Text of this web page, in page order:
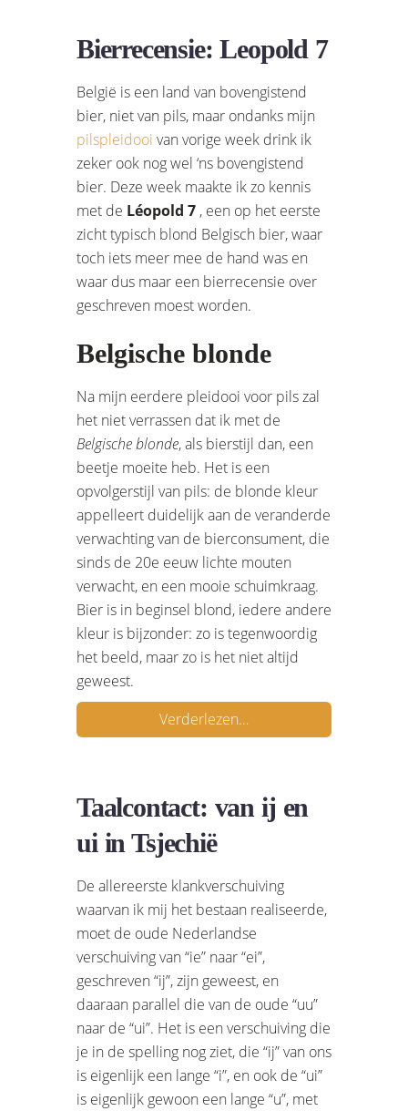
Bierrecensie: Leopold 7
België is een land van bovengistend
bier, niet van pils, maar ondanks mijn
pilspleidooi van vorige week drink ik
zeker ook nog wel ‘ns bovengistend
bier. Deze week maakte ik zo kennis
met de Léopold 7 , een op het eerste
zicht typisch blond Belgisch bier, waar
toch iets meer mee de hand was en
waar dus maar een bierrecensie over
geschreven moest worden.
Belgische blonde
Na mijn eerdere pleidooi voor pils zal
het niet verrassen dat ik met de
Belgische blonde, als bierstijl dan, een
beetje moeite heb. Het is een
opvolgerstijl van pils: de blonde kleur
appelleert duidelijk aan de veranderde
verwachting van de bierconsument, die
sinds de 20e eeuw lichte mouten
verwacht, en een mooie schuimkraag.
Bier is in beginsel blond, iedere andere
kleur is bijzonder: zo is tegenwoordig
het beeld, maar zo is het niet altijd
geweest.
Verderlezen…
Taalcontact: van ij en
ui in Tsjechië
De allereerste klankverschuiving
waarvan ik mij het bestaan realiseerde,
moet de oude Nederlandse
verschuiving van “ie” naar “ei”,
geschreven “ij”, zijn geweest, en
daaraan parallel die van de oude “uu”
naar de “ui”. Het is een verschuiving die
je in de spelling nog ziet, die “ij” van ons
is eigenlijk een lange “i”, en ook de “ui”
is eigenlijk gewoon een lange “u”, met